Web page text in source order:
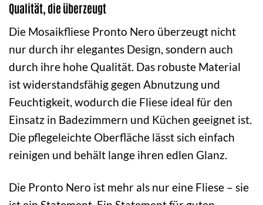
Qualität, die überzeugt
Die Mosaikfliese Pronto Nero überzeugt nicht
nur durch ihr elegantes Design, sondern auch
durch ihre hohe Qualität. Das robuste Material
ist widerstandsfähig gegen Abnutzung und
Feuchtigkeit, wodurch die Fliese ideal für den
Einsatz in Badezimmern und Küchen geeignet ist.
Die pflegeleichte Oberfläche lässt sich einfach
reinigen und behält lange ihren edlen Glanz.
Die Pronto Nero ist mehr als nur eine Fliese – sie